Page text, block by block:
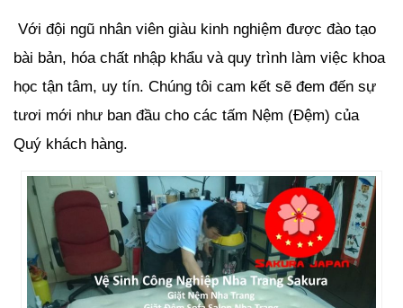
Với đội ngũ nhân viên giàu kinh nghiệm được đào tạo
bài bản, hóa chất nhập khẩu và quy trình làm việc khoa
học tận tâm, uy tín. Chúng tôi cam kết sẽ đem đến sự
tươi mới như ban đầu cho các tấm Nệm (Đệm) của
Quý khách hàng.